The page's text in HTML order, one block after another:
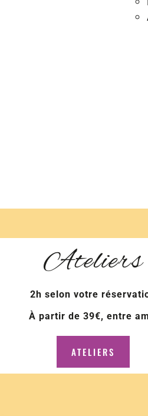
Ateliers
2h selon votre
À partir de 39€, entre
ATELIERS